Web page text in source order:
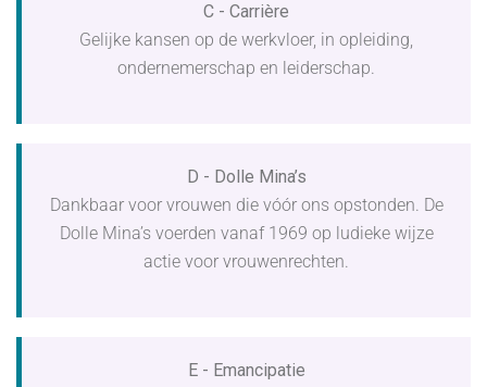
C - Carrière
Gelijke kansen op de werkvloer, in opleiding,
ondernemerschap en leiderschap.
D - Dolle Mina’s
Dankbaar voor vrouwen die vóór ons opstonden. De
Dolle Mina’s voerden vanaf 1969 op ludieke wijze
actie voor vrouwenrechten.
E - Emancipatie